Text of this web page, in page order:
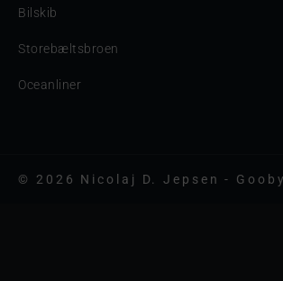
Bilskib
Storebæltsbroen
Oceanliner
© 2026 Nicolaj D. Jepsen -